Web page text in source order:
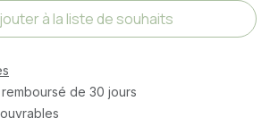
à la liste de souhaits
de 30 jours